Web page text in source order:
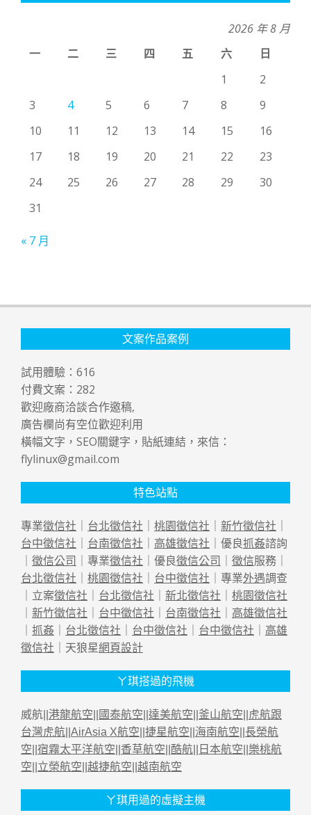
2026 年 8 月
一
二 三 四 五 六
日
1
2
3
4 5 6 7 8
9
10
11 12 13 14 15
16
17
18 19 20 21 22
23
24
25 26 27 28 29
30
31
« 7 月
文案作品案例
試用體驗： 616
付費文案： 282
歡迎廠商洽談合作邀稿,
廣告欄尚有空位歡迎利用
橫幅文字，SEO關鍵字，貼紙連結，來信：
flylinux@gmail.com
特色站點
專業徵信社 ｜ 台北徵信社 ｜ 桃園徵信社 ｜ 新竹徵信社 ｜
台中徵信社 ｜ 台南徵信社 ｜ 高雄徵信社 ｜優良抓姦諮詢
｜ 徵信公司 ｜專業徵信社 ｜優良徵信公司 ｜ 徵信服務｜
台北徵信社 ｜ 桃園徵信社 ｜ 台中徵信社 ｜專業外遇調查
｜立案徵信社 ｜ 台北徵信社 ｜ 新北徵信社 ｜ 桃園徵信社
｜ 新竹徵信社 ｜ 台中徵信社 ｜ 台南徵信社 ｜ 高雄徵信社
｜ 抓姦 ｜ 台北徵信社 ｜ 台中徵信社 ｜ 台中徵信社 ｜ 高雄
徵信社 ｜天狼星網頁設計
ㄚ琪搭過的飛機
威航|| 港龍航空 國泰航空 達美航空 釜山航空
虎航跟
台灣虎航 AirAsia X航空 捷星航空 海南航空 長榮航
空 宿霧太平洋航空 香草航空 酷航 日本航空 樂桃航
空 立榮航空 越捷航空 越南航空
ㄚ琪用過的虛擬主機